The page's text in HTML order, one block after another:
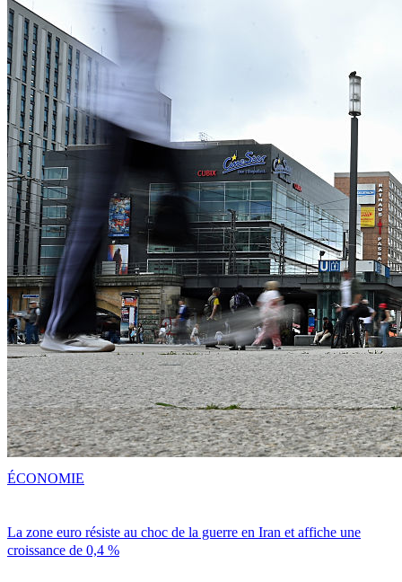
La zone euro résiste au choc de la guerre en Iran et affiche une
croissance de 0,4 %
ÉCONOMIE